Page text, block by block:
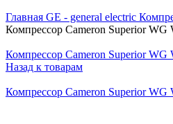
Главная GE - general electric
Компрессор Cameron Superior
Компрессор Cameron Superior
Назад к товарам
Компрессор Cameron Superior WG